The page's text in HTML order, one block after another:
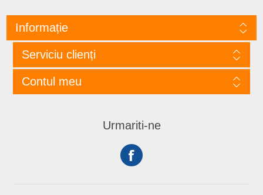
Informație
Serviciu clienți
Contul meu
Urmariti-ne